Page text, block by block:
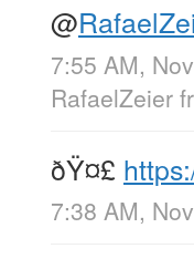
@
7:55 AM,
RafaelZeier
ðŸ¤£
7:38 AM,